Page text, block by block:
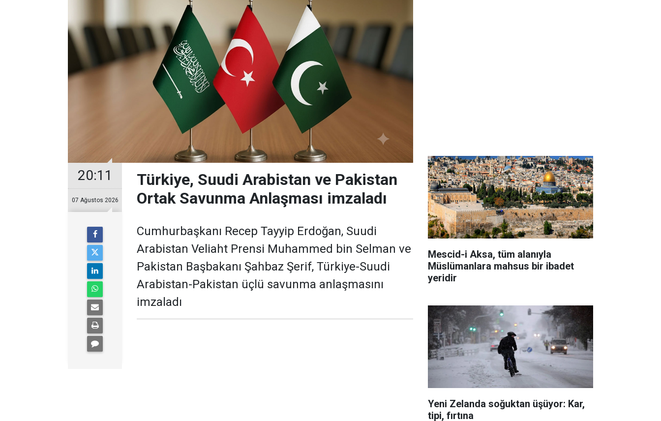
20:11
07 Ağustos 2026
Türkiye, Suudi Arabistan ve Pakistan
Ortak Savunma Anlaşması imzaladı
Cumhurbaşkanı Recep Tayyip Erdoğan, Suudi
Arabistan Veliaht Prensi Muhammed bin Selman ve
Pakistan Başbakanı Şahbaz Şerif, Türkiye-Suudi
Arabistan-Pakistan üçlü savunma anlaşmasını
imzaladı
Mescid-i Aksa, tüm alanıyla
Müslümanlara mahsus bir ibadet
yeridir
Yeni Zelanda soğuktan üşüyor: Kar,
tipi, fırtına